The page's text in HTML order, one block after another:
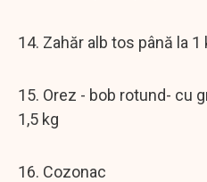
14. Zahăr alb tos până la 1
15. Orez - bob rotund- cu
1,5 kg
16. Cozonac